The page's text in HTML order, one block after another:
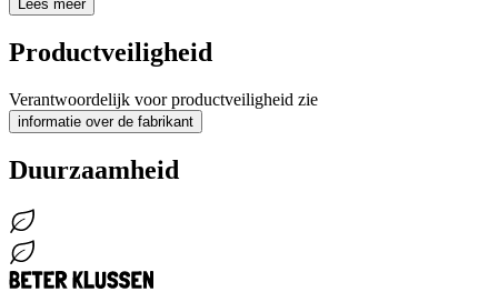
Lees meer
Productveiligheid
Verantwoordelijk voor productveiligheid zie
informatie over de fabrikant
Duurzaamheid